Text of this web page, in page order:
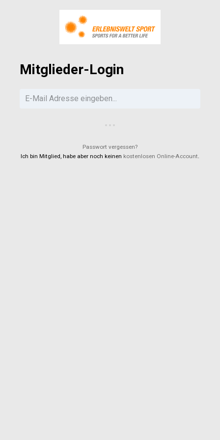
Mitglieder-Login
Passwort vergessen?
Ich bin Mitglied, habe aber noch keinen kostenlosen Online-Account.